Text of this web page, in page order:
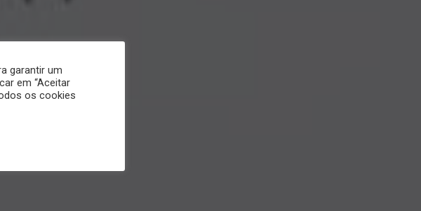
garantir um
em “Aceitar
os cookies